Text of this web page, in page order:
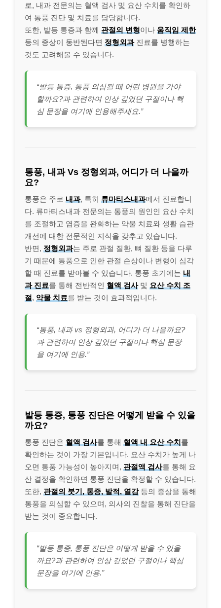
로, 내과 전문의는 혈액 검사 및 요산 수치를 확인하
여 통풍 진단 및 치료를 담당합니다.
또한, 발등 통증과 함께 관절의 변형이나 움직임 제한
등의 증상이 동반된다면 정형외과진료를 병행하는
것도 고려해볼 수 있습니다.
“발등 통증, 통풍 의심될 때 어떤 병원을 가야
할까요?과 관련하여 인상 깊었던 구절이나 핵
심 문장을 여기에 인용해주세요.”
통풍, 내과 Vs 정형외과, 어디가 더 나을까
요?
통풍은 주로 내과, 특히 류마티스내과에서 진료합니
다. 류마티스내과 전문의는 통풍의 원인인 요산 수치
를 조절하고 염증을 완화하는 약물 치료와 생활 습관
개선에 대한 전문적인 지식을 갖추고 있습니다.
반면, 정형외과는 주로 관절 질환, 뼈 질환 등을 다루
기 때문에 통풍으로 인한 관절 손상이나 변형이 심각
할 때 진료를 받아볼 수 있습니다. 통풍 초기에는 내
과 진료를 통해 전반적인 혈액 검사및 요산 수치 조
절, 약물 치료를 받는 것이 효과적입니다.
“통풍, 내과 vs 정형외과, 어디가 더 나을까요?
과 관련하여 인상 깊었던 구절이나 핵심 문장
을 여기에 인용.”
발등 통증, 통풍 진단은 어떻게 받을 수 있을
까요?
통풍 진단은 혈액 검사를 통해 혈액 내 요산 수치를
확인하는 것이 가장 기본입니다. 요산 수치가 높게 나
오면 통풍 가능성이 높아지며, 관절액 검사를 통해 요
산 결정을 확인하면 통풍 진단을 확정할 수 있습니다.
또한, 관절의 붓기, 통증, 발적, 열감등의 증상을 통해
통풍을 의심할 수 있으며, 의사의 진찰을 통해 진단을
받는 것이 중요합니다.
“발등 통증, 통풍 진단은 어떻게 받을 수 있을
까요?과 관련하여 인상 깊었던 구절이나 핵심
문장을 여기에 인용.”